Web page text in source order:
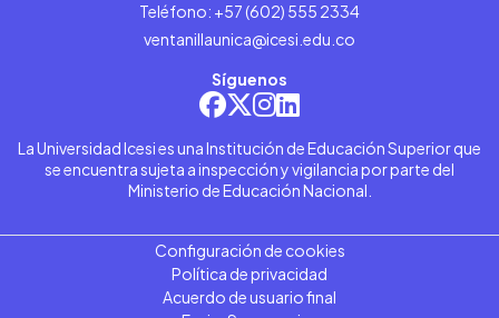
Teléfono: +57 (602) 555 2334
ventanillaunica@icesi.edu.co
Síguenos
La Universidad Icesi es una Institución de Educación Superior que
se encuentra sujeta a inspección y vigilancia por parte del
Ministerio de Educación Nacional.
Configuración de cookies
Política de privacidad
Acuerdo de usuario final